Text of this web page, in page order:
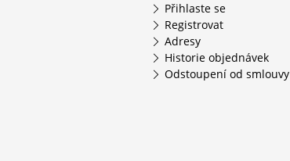
Přihlaste se
Registrovat
Adresy
Historie objednávek
Odstoupení od smlouvy